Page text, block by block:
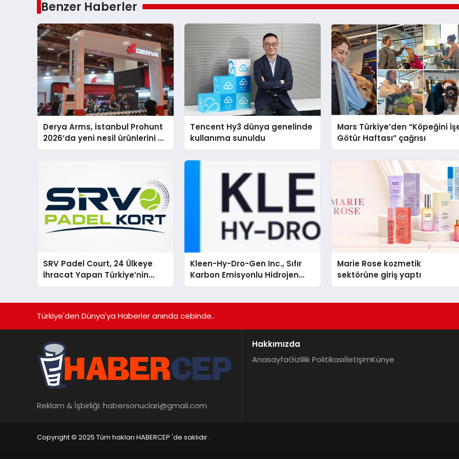
Benzer Haberler
Derya Arms, İstanbul Prohunt
2026’da yeni nesil ürünlerini ve
global marka vizyonunu
Tencent Hy3 dünya genelinde
kullanıma sunuldu
Mars Türkiye’den “Köpeğini
Götür Haftası” çağrısı
SRV Padel Court, 24 Ülkeye
İhracat Yapan Türkiye’nin
Padel Kortu Üretim Gücü
Kleen-Hy-Dro-Gen Inc., Sıfır
Karbon Emisyonlu Hidrojen
Isıtma Teknolojisinde ISO ve
Marie Rose kozmetik
sektörüne giriş yaptı
Türkiye'den Dünya'ya Haberler anında cebinde..
Reklam & İşbirliği: habersonuclari@gmail.com
Hakkımızda
AnasayfaGizlilik PolitikasıİletişimKünye
Copyright © 2025 Tüm hakları HABERCEP 'de saklıdır.